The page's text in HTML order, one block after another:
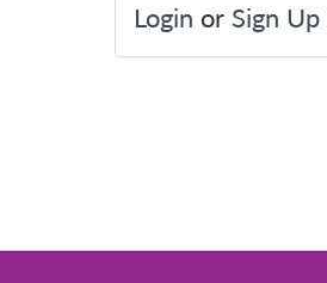
Login or Sign Up